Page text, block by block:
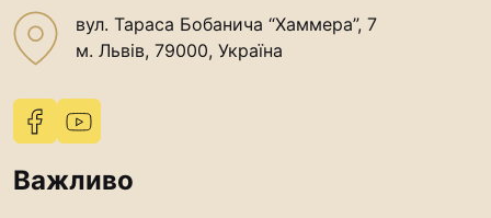
вул. Тараса Бобанича “Хаммера”, 7
м. Львів, 79000, Україна
Важливо